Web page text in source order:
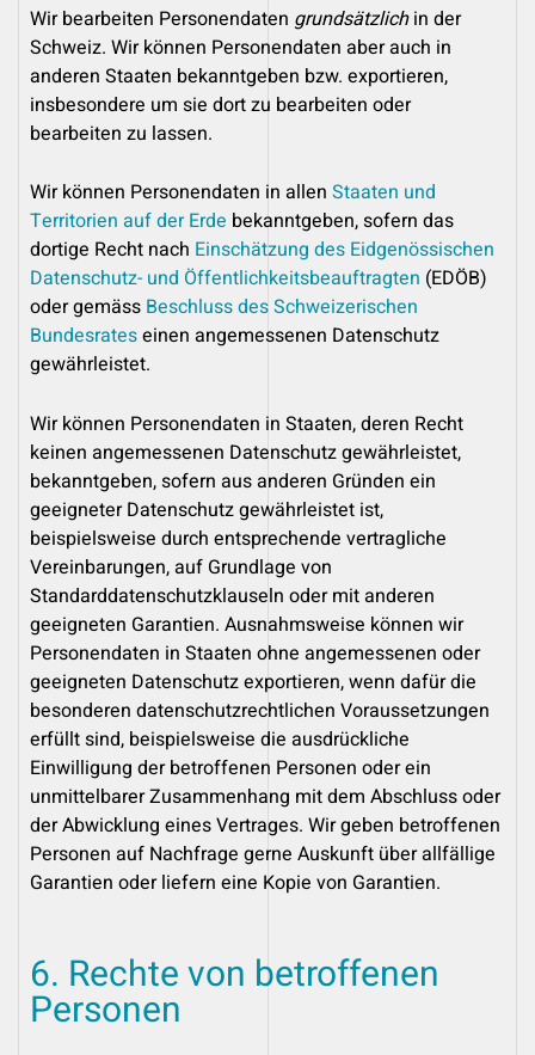
Wir bearbeiten Personendaten grundsätzlichin der
Schweiz. Wir können Personendaten aber auch in
anderen Staaten bekanntgeben bzw. exportieren,
insbesondere um sie dort zu bearbeiten oder
bearbeiten zu lassen.
Wir können Personendaten in allen Staaten und
Territorien auf der Erde bekanntgeben, sofern das
dortige Recht nach Einschätzung des Eidgenössischen
Datenschutz- und Öffentlichkeitsbeauftragten (EDÖB)
oder gemäss Beschluss des Schweizerischen
Bundesrateseinen angemessenen Datenschutz
gewährleistet.
Wir können Personendaten in Staaten, deren Recht
keinen angemessenen Datenschutz gewährleistet,
bekanntgeben, sofern aus anderen Gründen ein
geeigneter Datenschutz gewährleistet ist,
beispielsweise durch entsprechende vertragliche
Vereinbarungen, auf Grundlage von
Standarddatenschutzklauseln oder mit anderen
geeigneten Garantien. Ausnahmsweise können wir
Personendaten in Staaten ohne angemessenen oder
geeigneten Datenschutz exportieren, wenn dafür die
besonderen datenschutzrechtlichen Voraussetzungen
erfüllt sind, beispielsweise die ausdrückliche
Einwilligung der betroffenen Personen oder ein
unmittelbarer Zusammenhang mit dem Abschluss oder
der Abwicklung eines Vertrages. Wir geben betroffenen
Personen auf Nachfrage gerne Auskunft über allfällige
Garantien oder liefern eine Kopie von Garantien.
6. Rechte von betroffenen
Personen